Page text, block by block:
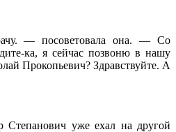
— посоветовала она. — Со
ка, я сейчас позвоню в нашу
Прокопьевич? Здравствуйте. А
Степанович уже ехал на другой